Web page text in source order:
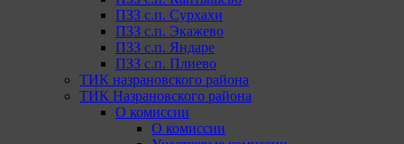
ПЗЗ с.п. Сурхахи
ПЗЗ с.п. Экажево
ПЗЗ с.п. Яндаре
ПЗЗ с.п. Плиево
ТИК назрановского района
ТИК Назрановского района
О комиссии
О комиссии